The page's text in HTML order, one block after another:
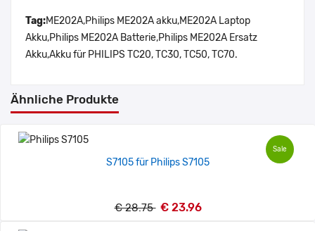
Tag:ME202A,Philips ME202A akku,ME202A Laptop
Akku,Philips ME202A Batterie,Philips ME202A Ersatz
Akku,Akku für PHILIPS TC20, TC30, TC50, TC70.
Ähnliche Produkte
Sale
S7105 für Philips S7105
€ 28.75 € 23.96